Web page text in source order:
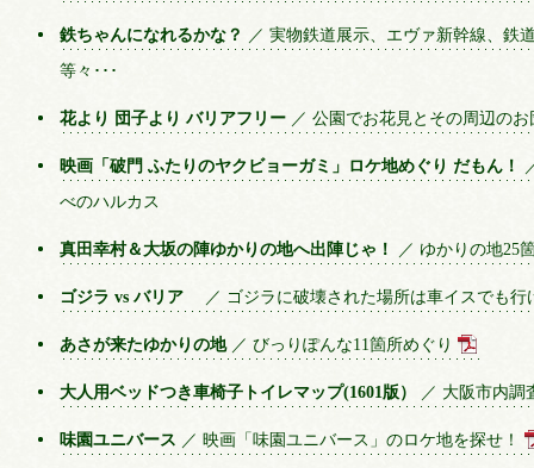
鉄ちゃんになれるかな？ ／ 実物鉄道展示、エヴァ新幹線、鉄
等々･･･
花より 団子より バリアフリー ／ 公園でお花見とその周辺のお
映画「破門 ふたりのヤクビョーガミ」ロケ地めぐり だもん！
べのハルカス
真田幸村＆大坂の陣ゆかりの地へ出陣じゃ！ ／ ゆかりの地25
ゴジラ vs バリア ／ ゴジラに破壊された場所は車イスでも行
あさが来たゆかりの地／ びっりぽんな11箇所めぐり
大人用ベッドつき車椅子トイレマップ(1601版） ／ 大阪市内調
味園ユニバース ／ 映画「味園ユニバース」のロケ地を探せ！